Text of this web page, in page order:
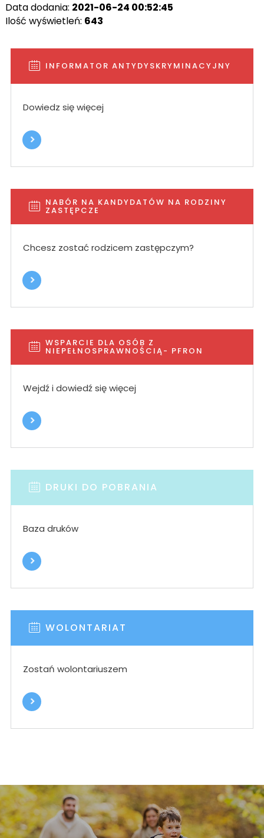
Data dodania: 2021-06-24 00:52:45
Ilość wyświetleń: 643
INFORMATOR ANTYDYSKRYMINACYJNY
Dowiedz się więcej
NABÓR NA KANDYDATÓW NA RODZINY
ZASTĘPCZE
Chcesz zostać rodzicem zastępczym?
WSPARCIE DLA OSÓB Z
NIEPEŁNOSPRAWNOŚCIĄ- PFRON
Wejdź i dowiedź się więcej
DRUKI DO POBRANIA
Baza druków
WOLONTARIAT
Zostań wolontariuszem